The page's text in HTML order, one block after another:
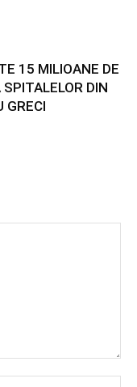
15 MILIOANE DE
DIN
GRECI